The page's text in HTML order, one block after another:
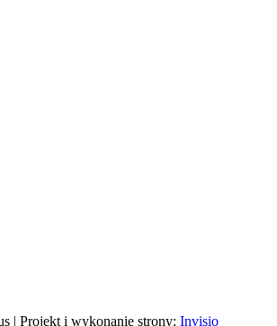
| Projekt i wykonanie strony:Invisio